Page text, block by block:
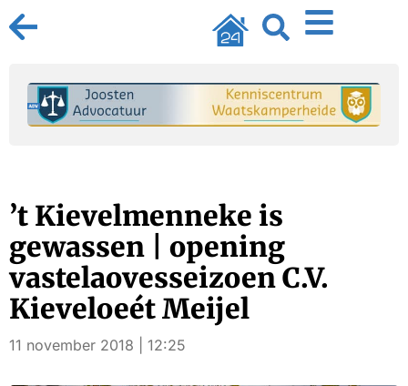
’t Kievelmenneke is
gewassen | opening
vastelaovesseizoen C.V.
Kieveloeét Meijel
11 november 2018 | 12:25